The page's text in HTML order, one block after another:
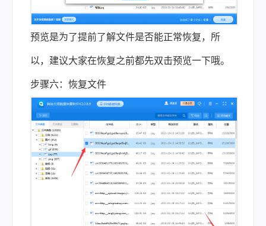
预览是为了提前了解文件是否能正常恢复，所
以，建议大家在恢复之前都先双击预览一下哦。
步骤六：恢复文件